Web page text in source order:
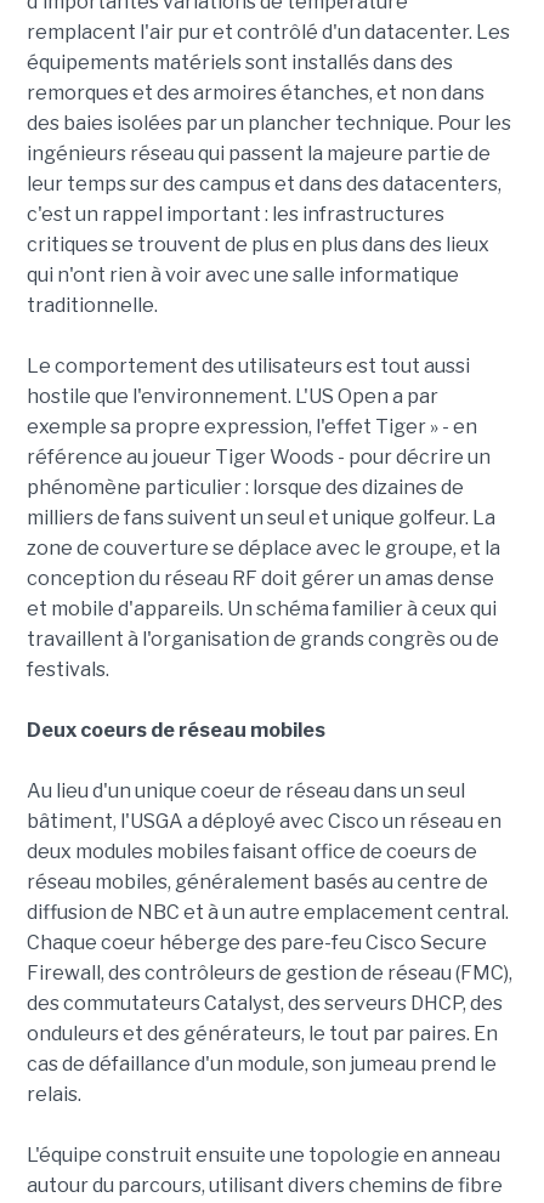
remplacent l'air pur et contrôlé d'un datacenter. Les
équipements matériels sont installés dans des
remorques et des armoires étanches, et non dans
des baies isolées par un plancher technique. Pour les
ingénieurs réseau qui passent la majeure partie de
leur temps sur des campus et dans des datacenters,
c'est un rappel important : les infrastructures
critiques se trouvent de plus en plus dans des lieux
qui n'ont rien à voir avec une salle informatique
traditionnelle.
Le comportement des utilisateurs est tout aussi
hostile que l'environnement. L'US Open a par
exemple sa propre expression, l'effet Tiger » - en
référence au joueur Tiger Woods - pour décrire un
phénomène particulier : lorsque des dizaines de
milliers de fans suivent un seul et unique golfeur. La
zone de couverture se déplace avec le groupe, et la
conception du réseau RF doit gérer un amas dense
et mobile d'appareils. Un schéma familier à ceux qui
travaillent à l'organisation de grands congrès ou de
festivals.
Deux coeurs de réseau mobiles
Au lieu d'un unique coeur de réseau dans un seul
bâtiment, l'USGA a déployé avec Cisco un réseau en
deux modules mobiles faisant office de coeurs de
réseau mobiles, généralement basés au centre de
diffusion de NBC et à un autre emplacement central.
Chaque coeur héberge des pare-feu Cisco Secure
Firewall, des contrôleurs de gestion de réseau (FMC),
des commutateurs Catalyst, des serveurs DHCP, des
onduleurs et des générateurs, le tout par paires. En
cas de défaillance d'un module, son jumeau prend le
relais.
L'équipe construit ensuite une topologie en anneau
autour du parcours, utilisant divers chemins de fibre